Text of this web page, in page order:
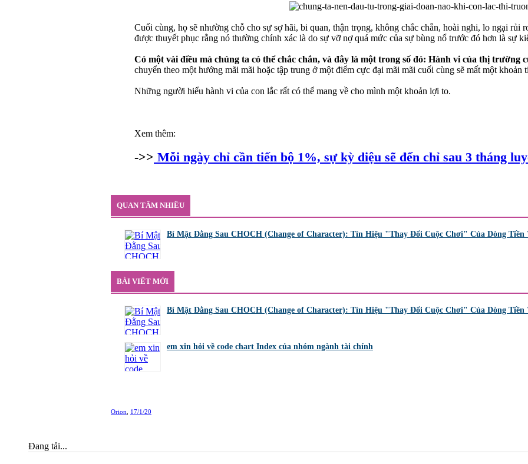
Cuối cùng, họ sẽ nhường chỗ cho sự sợ hãi, bi quan, thận trọng, không chắc chắn, hoài nghi, lo ngại rủi
được thuyết phục rằng nó thường chính xác là do sự vỡ nợ quá mức của sự bùng nổ trước đó hơn là sự
Có một vài điều mà chúng ta có thể chắc chắn, và đây là một trong số đó: Hành vi của thị trường
chuyển theo một hướng mãi mãi hoặc tập trung ở một điểm cực đại mãi mãi cuối cùng sẽ mất một khoản
Những người hiểu hành vi của con lắc rất có thể mang về cho mình một khoản lợi to.
Xem thêm:
->> Mỗi ngày chỉ cần tiến bộ 1%, sự kỳ diệu sẽ đến chỉ sau 3 tháng
QUAN TÂM NHIỀU
Bí Mật Đằng Sau CHOCH (Change of Character): Tín Hiệu "Thay Đổi Cuộc Chơi" Của Dòng Tiền
BÀI VIẾT MỚI
Bí Mật Đằng Sau CHOCH (Change of Character): Tín Hiệu "Thay Đổi Cuộc Chơi" Của Dòng Tiền
bởiTuấn Thành 8/8/26 lúc 11:11
em xin hỏi về code chart Index của nhóm ngành tài chính
Orion, 17/1/20
Đang tải...